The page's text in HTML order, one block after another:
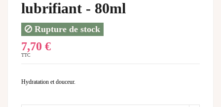
lubrifiant - 80ml
Rupture de stock
7,70 €
TTC
Hydratation et douceur.